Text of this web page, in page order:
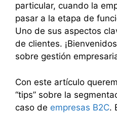
particular, cuando la
pasar a la etapa de
Uno de sus aspectos
de clientes.
sobre gestión
Con este artículo
“tips” sobre la
caso de empresas B2C.